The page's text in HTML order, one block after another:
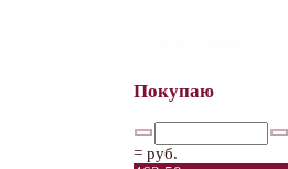
Покупаю
= руб.